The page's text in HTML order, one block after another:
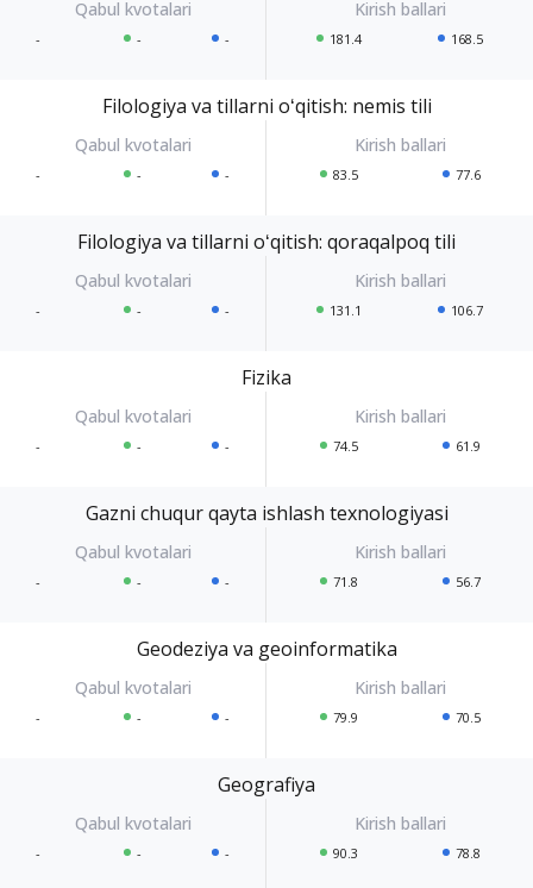
- - - 181.4 168.5
Filologiya va tillarni oʻqitish: nemis tili
- - - 83.5 77.6
Filologiya va tillarni oʻqitish: qoraqalpoq tili
- - - 131.1 106.7
Fizika
- - - 74.5 61.9
Gazni chuqur qayta ishlash texnologiyasi
- - - 71.8 56.7
Geodeziya va geoinformatika
- - - 79.9 70.5
Geografiya
- - - 90.3 78.8